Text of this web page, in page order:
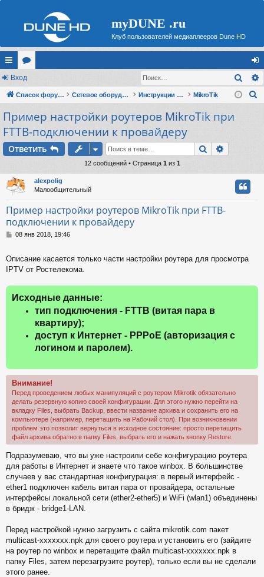
myDUNE .ru
Клуб пользователей медиаплееров Dune HD
с
ы
лк
и
ор
ум
хо
д
Вход
Список форумов Сетевое оборудование Инструкции по настройке роутеров для работы в приватной IPTV сети MikroTik
Пример настройки роутеров MikroTik при
FTTB-подключении к провайдеру
Ответить Поиск
12 сообщений • Страница 1из 1
alexpolig
Малообщительный
Пример настройки роутеров MikroTik при FTTB-
подключении к провайдеру
С
б
щ
н
и
08 янв 2018, 19:46
Описание касается только части настройки роутера для просмотра
IPTV от Ростелекома.
Исходные данные:
тип подключения - FTTB (витая пара в
квартиру);
доступ к Интернет - PPPoE (авторизация с
логином и паролем).
Внимание!
Перед проведением любых манипуляций с роутером Mikrotik обязательно
делать резервную копию своей конфигурации. Для этого нужно перейти на
вкладку Files, выбрать Backup, ввести название архива и сохранить его на
компьютере (например, перетащить на Рабочий стол). При возникновении
проблем это позволит вернуться в исходное состояние: просто перетащить
файл архива обратно в папку Files, выбрать его и нажать кнопку Restore.
Подразумеваю, что вы уже настроили себе конфигурацию роутера
для работы в Интернет и знаете что такое winbox. В большинстве
случаев у вас стандартная конфигурация: в первый интерфейс -
ether1 подключен кабель витая пара от провайдера, остальные
интерфейсы локальной сети (ether2-ether5) и WiFi (wlan1) объединены
в бридж - bridge1-LAN.
Перед настройкой нужно загрузить с сайта mikrotik.com пакет
multicast-xxxxxxx.npk для своего роутера и установить его (зайдите
на роутер по winbox и перетащите файл multicast-xxxxxxx.npk в
папку Files, затем перезагрузите роутер), только если вы не сделали
этого ранее.